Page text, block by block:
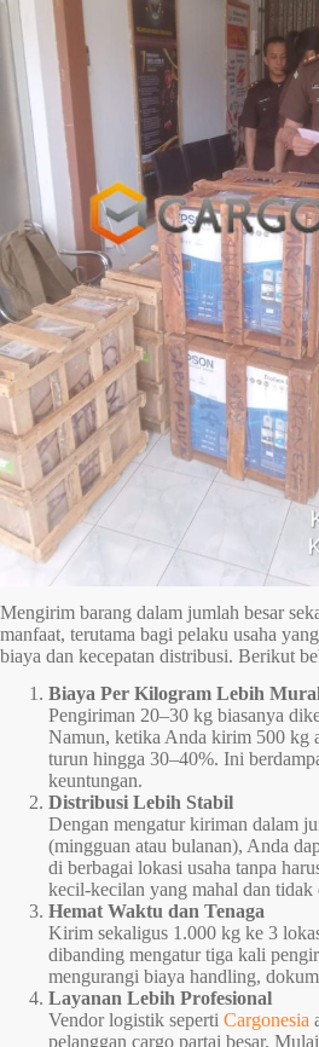
Mengirim barang dalam jumlah besar
manfaat, terutama bagi pelaku usaha
biaya dan kecepatan distribusi. Berikut
Biaya Per Kilogram Lebih
Pengiriman 20–30 kg biasanya
Namun, ketika Anda kirim 500 kg
turun hingga 30–40%. Ini
keuntungan.
Distribusi Lebih Stabil
Dengan mengatur kiriman dalam
(mingguan atau bulanan), Anda
di berbagai lokasi usaha tanpa
kecil-kecilan yang mahal dan tidak
Hemat Waktu dan Tenaga
Kirim sekaligus 1.000 kg ke 3
dibanding mengatur tiga kali
mengurangi biaya handling,
Layanan Lebih Profesional
Vendor logistik seperti Cargonesia
pelanggan cargo partai besar.